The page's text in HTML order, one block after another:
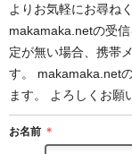
よりお気軽にお尋ね
makamaka.netの受
定が無い場合、携帯
す。 makamaka.net
ます。 よろしくお願
お名前 ＊